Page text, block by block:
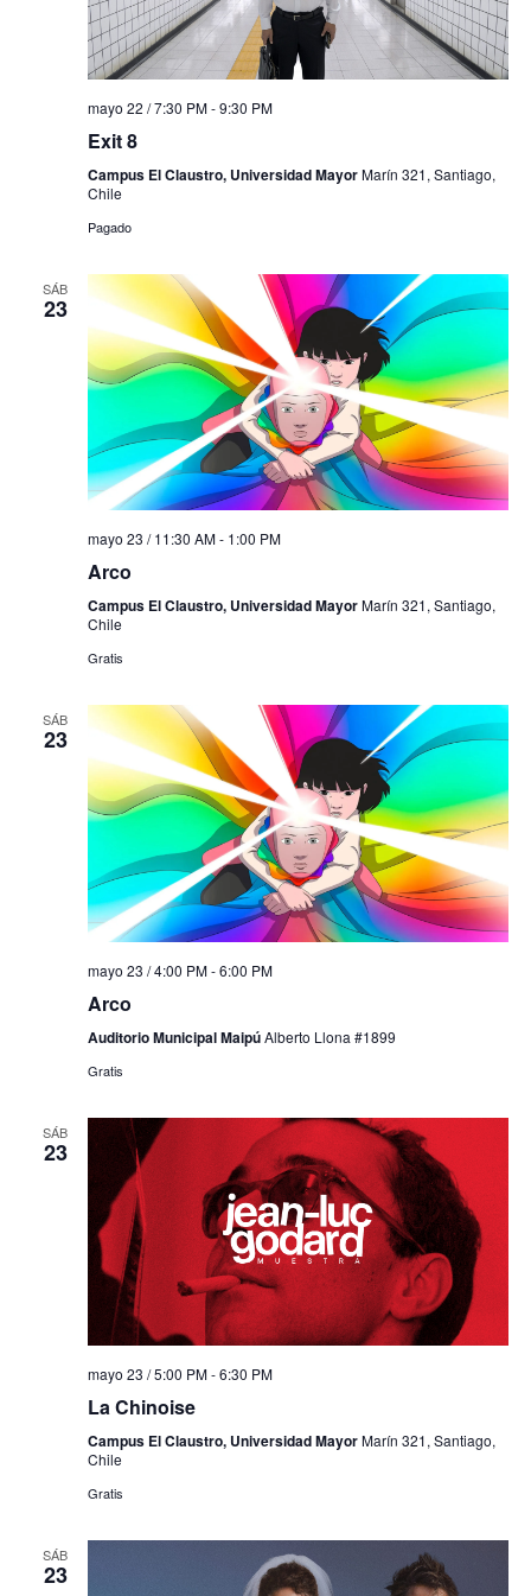
mayo 22 / 7:30 PM-9:30 PM
Exit 8
Campus El Claustro, Universidad MayorMarín 321, Santiago,
Chile
Pagado
SÁB
23
mayo 23 / 11:30 AM- 1:00 PM
Arco
Campus El Claustro, Universidad MayorMarín 321, Santiago,
Chile
Gratis
SÁB
23
mayo 23 / 4:00 PM-6:00 PM
Arco
Auditorio Municipal MaipúAlberto Llona #1899
Gratis
SÁB
23
mayo 23 / 5:00 PM-6:30 PM
La Chinoise
Campus El Claustro, Universidad MayorMarín 321, Santiago,
Chile
Gratis
SÁB
23